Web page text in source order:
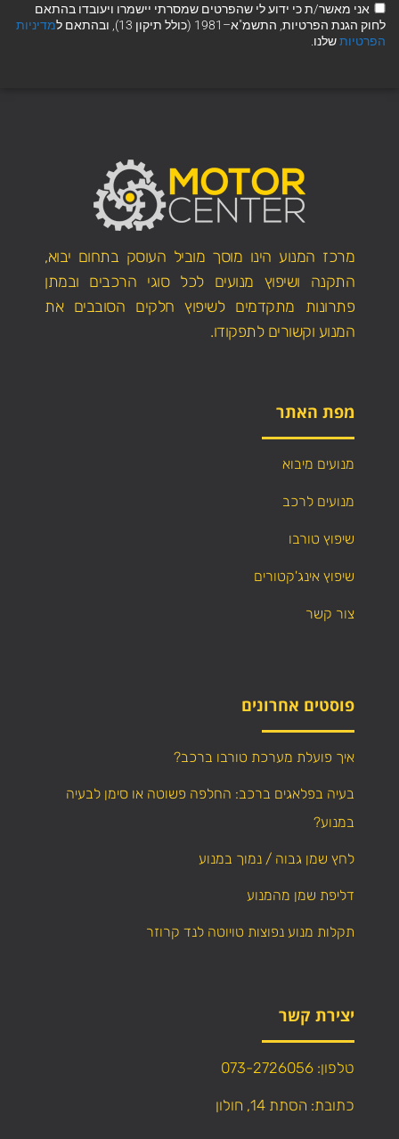
אני מאשר/ת כי ידוע לי שהפרטים שמסרתי יישמרו ויעובדו בהתאם
לחוק הגנת הפרטיות, התשמ"א–1981 (כולל תיקון 13), ובהתאם ל
מדיניות
הפרטיותשלנו.
מרכז המנוע הינו מוסך מוביל העוסק בתחום יבוא,
התקנה ושיפוץ מנועים לכל סוגי הרכבים ובמתן
פתרונות מתקדמים לשיפוץ חלקים הסובבים את
המנוע וקשורים לתפקודו.
מפת האתר
מנועים מיבוא
מנועים לרכב
שיפוץ טורבו
שיפוץ אינג'קטורים
צור קשר
פוסטים אחרונים
איך פועלת מערכת טורבו ברכב?
בעיה בפלאגים ברכב: החלפה פשוטה או סימן לבעיה
במנוע?
לחץ שמן גבוה / נמוך במנוע
דליפת שמן מהמנוע
תקלות מנוע נפוצות טויוטה לנד קרוזר
יצירת קשר
טלפון: 073-2726056
כתובת: הסתת 14, חולון